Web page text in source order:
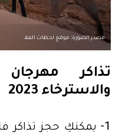
مصدر الصورة: موقع لحظات العلا
تذاكر مهرجان
والاسترخاء 2023
1- يمكنكِ حجز